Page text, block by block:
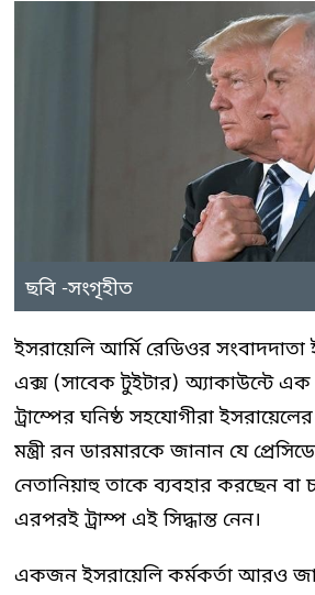
ছবি -সংগৃহীত
ইসরায়েলি আর্মি রেডিওর
এক্স (সাবেক টুইটার) অ্যাকাউন্টে এক
ট্রাম্পের ঘনিষ্ঠ সহযোগীরা
মন্ত্রী রন ডারমারকে জানান যে
নেতানিয়াহু তাকে ব্যবহার করছেন বা
এরপরই ট্রাম্প এই সিদ্ধান্ত নেন।
একজন ইসরায়েলি কর্মকর্তা আরও